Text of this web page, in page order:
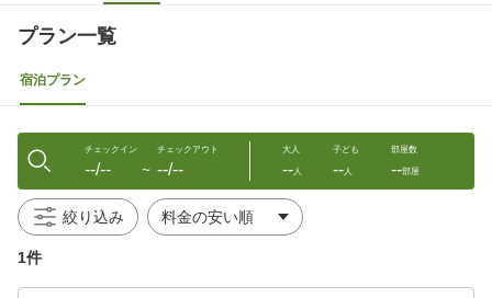
プラン一覧
宿泊プラン
チェックイン
--/-- 〜
チェックアウト
--/--
大人
--人
子ども
--人
部屋数
--部屋
絞り込み
1件